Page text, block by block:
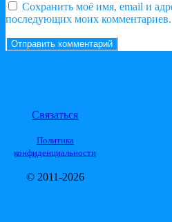
Сохранить моё имя, email и
последующих моих комментариев.
Связаться
Политика
конфиденциальности
© 2011-2026